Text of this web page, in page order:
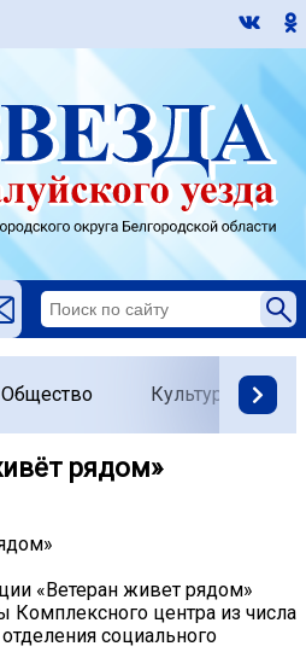
Общество Культура
рядом»
«Ветеран живет рядом»
Комплексного центра из числа
социального